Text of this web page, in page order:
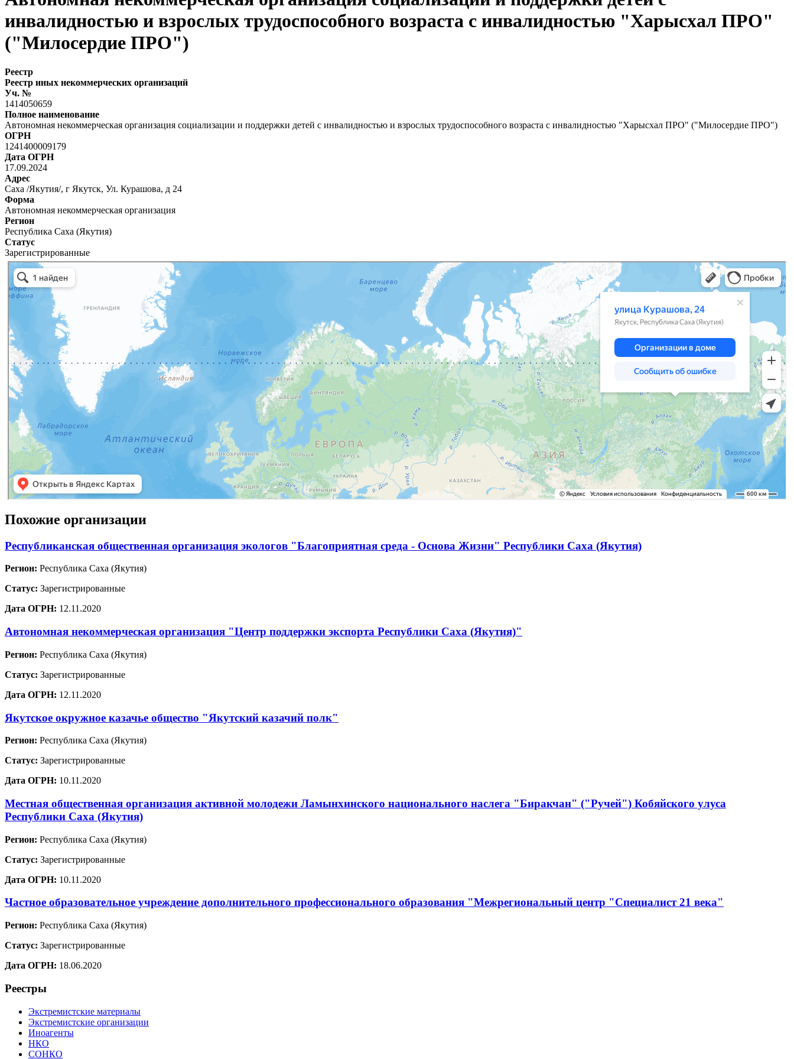
инвалидностью и взрослых трудоспособного возраста с инвалидностью "Харысхал ПРО"
("Милосердие ПРО")
Реестр
Реестр иных некоммерческих организаций
Уч. №
1414050659
Полное наименование
Автономная некоммерческая организация социализации и поддержки детей с инвалидностью и взрослых трудоспособного возраста с инвалидностью "Харысхал ПРО" ("Милосердие ПРО")
ОГРН
1241400009179
Дата ОГРН
17.09.2024
Адрес
Саха /Якутия/, г Якутск, Ул. Курашова, д 24
Форма
Автономная некоммерческая организация
Регион
Республика Саха (Якутия)
Статус
Зарегистрированные
Похожие организации
Республиканская общественная организация экологов "Благоприятная среда - Основа Жизни" Республики Саха (Якутия)
Регион: Республика Саха (Якутия)
Статус: Зарегистрированные
Дата ОГРН: 12.11.2020
Автономная некоммерческая организация "Центр поддержки экспорта Республики Саха (Якутия)"
Регион: Республика Саха (Якутия)
Статус: Зарегистрированные
Дата ОГРН: 12.11.2020
Якутское окружное казачье общество "Якутский казачий полк"
Регион: Республика Саха (Якутия)
Статус: Зарегистрированные
Дата ОГРН: 10.11.2020
Местная общественная организация активной молодежи Ламынхинского национального наслега "Биракчан" ("Ручей") Кобяйского улуса
Республики Саха (Якутия)
Регион: Республика Саха (Якутия)
Статус: Зарегистрированные
Дата ОГРН: 10.11.2020
Частное образовательное учреждение дополнительного профессионального образования "Межрегиональный центр "Специалист 21 века"
Регион: Республика Саха (Якутия)
Статус: Зарегистрированные
Дата ОГРН: 18.06.2020
Реестры
Экстремистские материалы
Экстремистские организации
Иноагенты
НКО
СОНКО